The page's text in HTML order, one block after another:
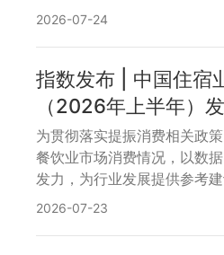
月公开发布“中国饭店业消费
数(China Catering Industry
CCI)”，欢迎关注。 本篇发布
指数”。
2026-07-24
指数发布 | 中国住宿
（2026年上半年）
为贯彻落实提振消费相关政
餐饮业市场消费情况，以数
发力，为行业发展提供参考
月公开发布“中国饭店业消费
2026-07-23